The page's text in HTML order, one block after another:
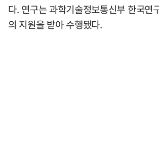
다. 연구는 과학기술정보통신부 한국연
의 지원을 받아 수행됐다.